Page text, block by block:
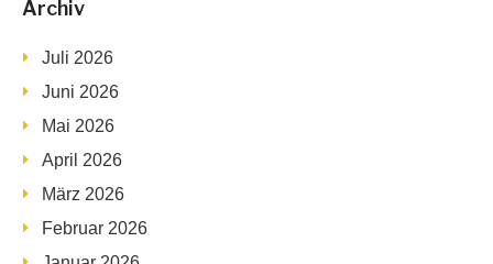
Archiv
Juli 2026
Juni 2026
Mai 2026
April 2026
März 2026
Februar 2026